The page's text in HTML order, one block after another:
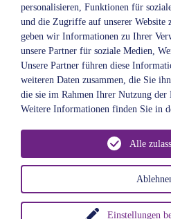
Freiwilligendienst
Praktikum & Ferien
Ehrenamt
Spenden & Helfen
Standorte
Leitbild
Organe
personalisieren, Funktionen für
und die Zugriffe auf unserer Website
geben wir Informationen zu Ihrer
unsere Partner für soziale Medien,
Unsere Partner führen diese
weiteren Daten zusammen, die Sie
die sie im Rahmen Ihrer Nutzung der
Weitere Informationen finden Sie in
Einstellungen
Alle